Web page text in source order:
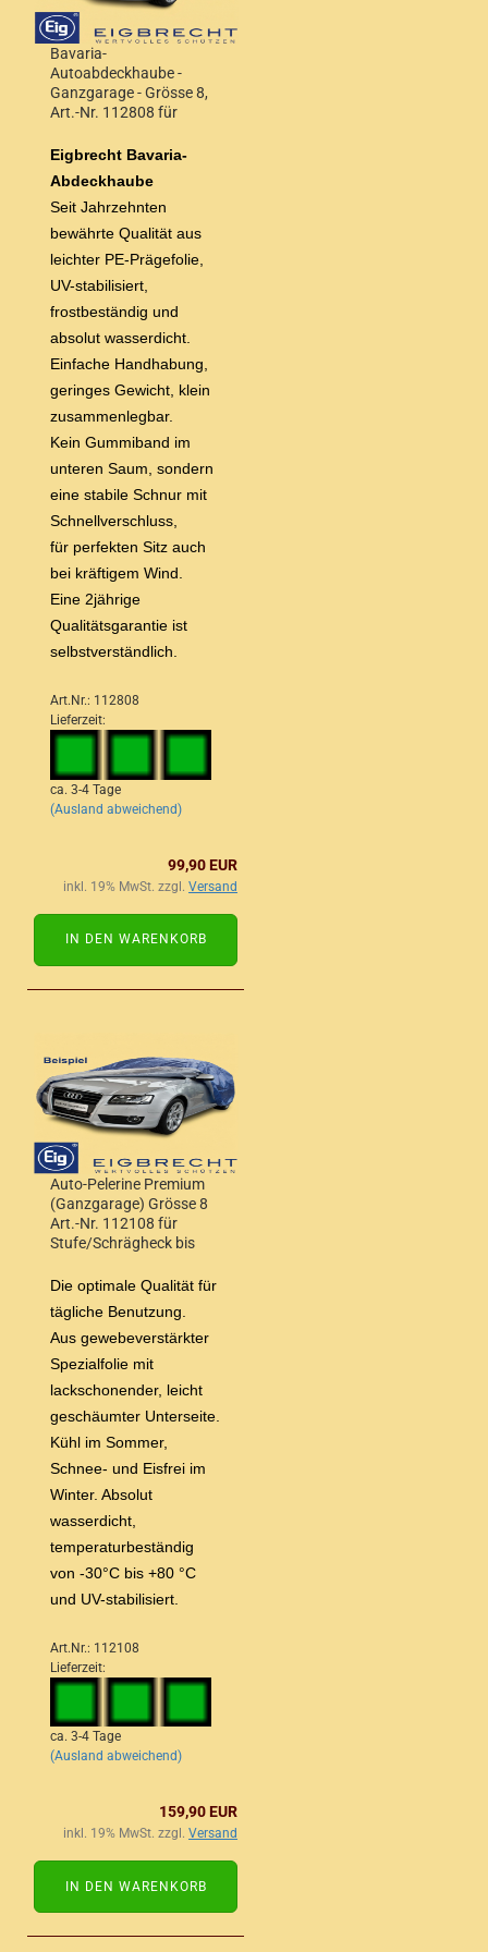
Bavaria-
Autoabdeckhaube -
Ganzgarage - Grösse 8,
Art.-Nr. 112808 für
4,90 m Wagenlänge
Eigbrecht Bavaria-
Abdeckhaube
Seit Jahrzehnten
bewährte Qualität aus
leichter PE-Prägefolie,
UV-stabilisiert,
frostbeständig und
absolut wasserdicht.
Einfache Handhabung,
geringes Gewicht, klein
zusammenlegbar.
Kein Gummiband im
unteren Saum, sondern
eine stabile Schnur mit
Schnellverschluss,
für perfekten Sitz auch
bei kräftigem Wind.
Eine 2jährige
Qualitätsgarantie ist
selbstverständlich.
Art.Nr.: 112808
Lieferzeit:
ca. 3-4 Tage
(Ausland abweichend)
99,90 EUR
inkl. 19% MwSt. zzgl. Versand
IN DEN WARENKORB
Auto-Pelerine Premium
(Ganzgarage) Grösse 8
Art.-Nr. 112108 für
Stufe/Schrägheck bis
Die optimale Qualität für
tägliche Benutzung.
Aus gewebeverstärkter
Spezialfolie mit
lackschonender, leicht
geschäumter Unterseite.
Kühl im Sommer,
Schnee- und Eisfrei im
Winter. Absolut
wasserdicht,
temperaturbeständig
von -30°C bis +80 °C
und UV-stabilisiert.
Art.Nr.: 112108
Lieferzeit:
ca. 3-4 Tage
(Ausland abweichend)
159,90 EUR
inkl. 19% MwSt. zzgl. Versand
IN DEN WARENKORB